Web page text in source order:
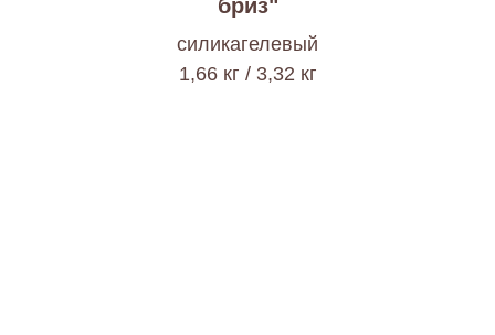
бриз"
cиликагелевый
1,66 кг / 3,32 кг